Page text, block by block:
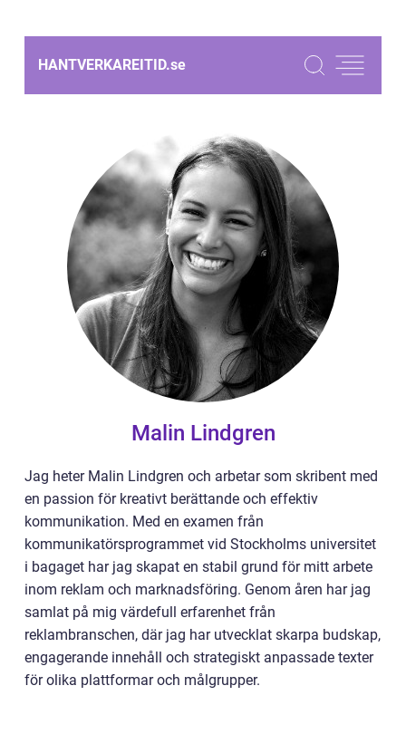
HANTVERKAREITID.se
Malin Lindgren
Jag heter Malin Lindgren och arbetar som skribent med
en passion för kreativt berättande och effektiv
kommunikation. Med en examen från
kommunikatörsprogrammet vid Stockholms universitet
i bagaget har jag skapat en stabil grund för mitt arbete
inom reklam och marknadsföring. Genom åren har jag
samlat på mig värdefull erfarenhet från
reklambranschen, där jag har utvecklat skarpa budskap,
engagerande innehåll och strategiskt anpassade texter
för olika plattformar och målgrupper.